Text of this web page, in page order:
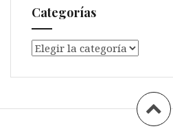
Categorías
Categorías